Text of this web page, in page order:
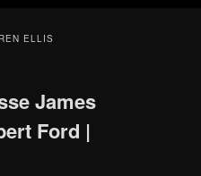
ELLIS
James
Ford |